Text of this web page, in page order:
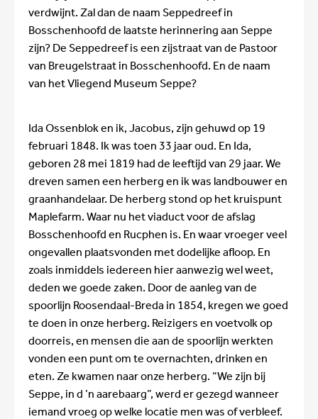
verdwijnt. Zal dan de naam Seppedreef in
Bosschenhoofd de laatste herinnering aan Seppe
zijn? De Seppedreef is een zijstraat van de Pastoor
van Breugelstraat in Bosschenhoofd. En de naam
van het Vliegend Museum Seppe?
Ida Ossenblok en ik, Jacobus, zijn gehuwd op 19
februari 1848. Ik was toen 33 jaar oud. En Ida,
geboren 28 mei 1819 had de leeftijd van 29 jaar. We
dreven samen een herberg en ik was landbouwer en
graanhandelaar. De herberg stond op het kruispunt
Maplefarm. Waar nu het viaduct voor de afslag
Bosschenhoofd en Rucphen is. En waar vroeger veel
ongevallen plaatsvonden met dodelijke afloop. En
zoals inmiddels iedereen hier aanwezig wel weet,
deden we goede zaken. Door de aanleg van de
spoorlijn Roosendaal-Breda in 1854, kregen we goed
te doen in onze herberg. Reizigers en voetvolk op
doorreis, en mensen die aan de spoorlijn werkten
vonden een punt om te overnachten, drinken en
eten. Ze kwamen naar onze herberg. “We zijn bij
Seppe, in d ’n aarebaarg”, werd er gezegd wanneer
iemand vroeg op welke locatie men was of verbleef.